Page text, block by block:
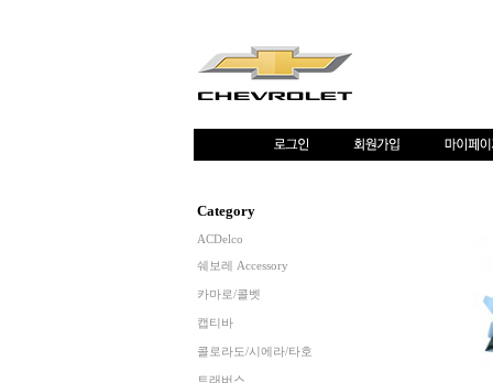
Category
ACDelco
쉐보레 Accessory
카마로/콜벳
캡티바
콜로라도/시에라/타호
트래버스